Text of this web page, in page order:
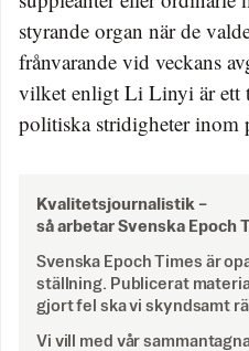
styrande organ när de
frånvarande vid veckans
vilket enligt Li Linyi är ett
politiska stridigheter inom
Kvalitetsjournalistik –
så arbetar Svenska Epoch
Svenska Epoch Times är
ställning. Publicerat
gjort fel ska vi skyndsamt
Vi vill med vår